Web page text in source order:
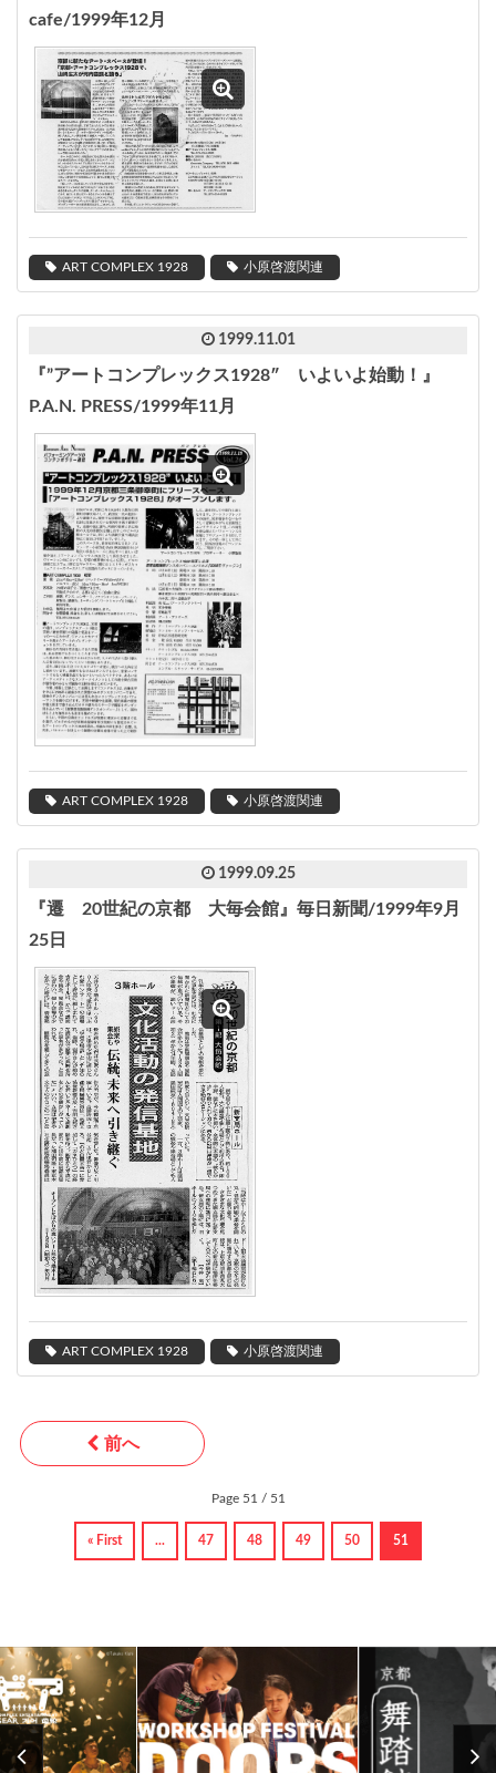
cafe/1999年12月
ART COMPLEX 1928 小原啓渡関連
1999.11.01
『”アートコンプレックス1928″ いよいよ始動！』
P.A.N. PRESS/1999年11月
ART COMPLEX 1928 小原啓渡関連
1999.09.25
『遷 20世紀の京都 大毎会館』毎日新聞/1999年9月
25日
ART COMPLEX 1928 小原啓渡関連
Page 51 / 51
« First
前へ
... 47 48 49 50 51